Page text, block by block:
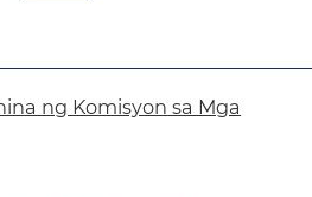
ng Komisyon sa Mga